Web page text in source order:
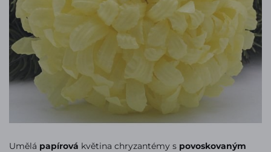
Umělá papírová květina chryzantémy s povoskovaným